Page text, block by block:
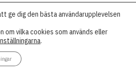
ge dig den bästa användarupplevelsen
om vilka cookies som används eller
.